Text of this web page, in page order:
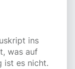
ins
was auf
ist es nicht.